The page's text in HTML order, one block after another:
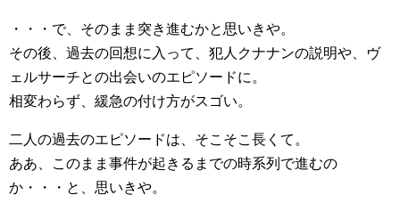
・・・で、そのまま突き進むかと思いきや。
その後、過去の回想に入って、犯人クナナンの説明や、ヴ
ェルサーチとの出会いのエピソードに。
相変わらず、緩急の付け方がスゴい。
二人の過去のエピソードは、そこそこ長くて。
ああ、このまま事件が起きるまでの時系列で進むの
か・・・と、思いきや。